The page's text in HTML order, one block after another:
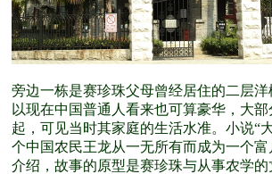
旁边一栋是赛珍珠父母曾经居住的二层洋
以现在中国普通人看来也可算豪华，大
起，可见当时其家庭的生活水准。小说“
个中国农民王龙从一无所有而成为一个
介绍，故事的原型是赛珍珠与从事农学